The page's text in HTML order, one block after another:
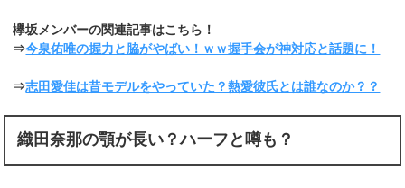
欅坂メンバーの関連記事はこちら！
⇒今泉佑唯の握力と脇がやばい！ｗｗ握手会が神対応と話題に！
⇒志田愛佳は昔モデルをやっていた？熱愛彼氏とは誰なのか？？
織田奈那の顎が長い？ハーフと噂も？